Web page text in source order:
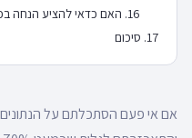
האם כדאי להציע הנחה
סיכום
אם אי פעם הסתכלתם על